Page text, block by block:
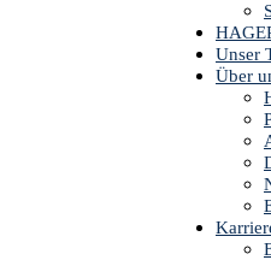
Unser
Über